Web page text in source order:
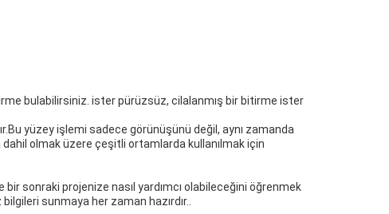
bulabilirsiniz. ister pürüzsüz, cilalanmış bir bitirme ister
yüzey işlemi sadece görünüşünü değil, aynı zamanda
dahil olmak üzere çeşitli ortamlarda kullanılmak için
sonraki projenize nasıl yardımcı olabileceğini öğrenmek
sunmaya her zaman hazırdır..